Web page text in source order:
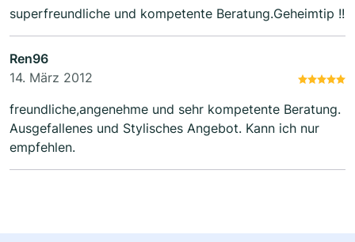
superfreundliche und kompetente Beratung.Geheimtip !!
Ren96
14. März 2012
freundliche,angenehme und sehr kompetente Beratung.
Ausgefallenes und Stylisches Angebot. Kann ich nur
empfehlen.